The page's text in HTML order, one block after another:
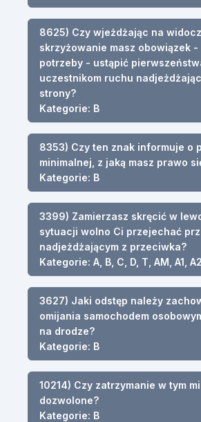
8625) Czy wjeżdżając na
skrzyżowanie masz obowiązek -
potrzeby - ustąpić
uczestnikom ruchu
strony?
Kategorie: B
8353) Czy ten znak informuje o
minimalnej, z jaką masz prawo
Kategorie: B
3399) Zamierzasz skręcić w
sytuacji wolno Ci przejechać
nadjeżdżającym z przeciwka?
Kategorie: A, B, C, D, T, AM, A1,
3627) Jaki odstęp należy
omijania samochodem
na drodze?
Kategorie: B
10214) Czy zatrzymanie w tym
dozwolone?
Kategorie: B